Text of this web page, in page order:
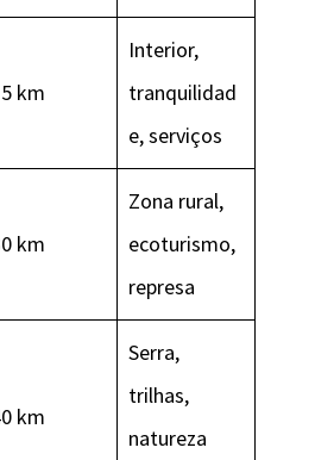
km
Interior,
tranquilidad
e, serviços
km
Zona rural,
ecoturismo,
represa
km
Serra,
trilhas,
natureza